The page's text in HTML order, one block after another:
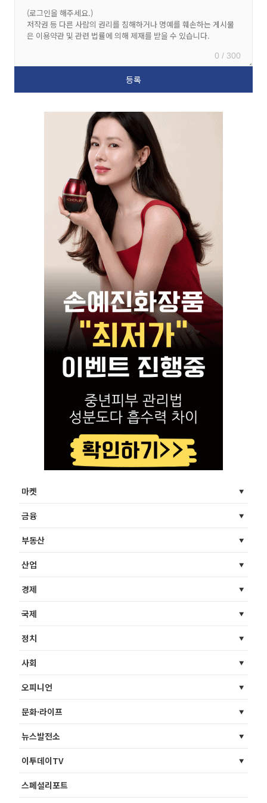
0 / 300
마켓
금융
부동산
산업
경제
국제
정치
사회
오피니언
문화·라이프
뉴스발전소
이투데이TV
스페셜리포트